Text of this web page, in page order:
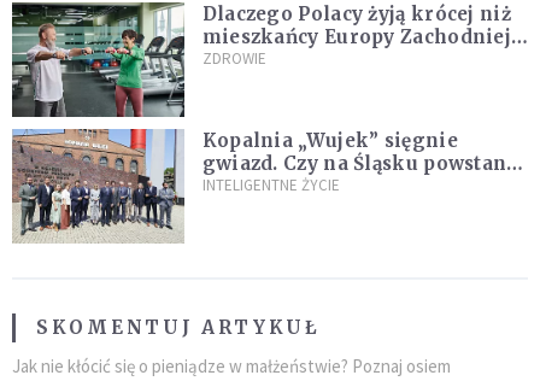
Dlaczego Polacy żyją krócej niż
mieszkańcy Europy Zachodniej?
Ekspertka wskazuje główne
ZDROWIE
Kopalnia „Wujek” sięgnie
gwiazd. Czy na Śląsku powstanie
„Dolina Krzemowa”?
INTELIGENTNE ŻYCIE
SKOMENTUJ ARTYKUŁ
Jak nie kłócić się o pieniądze w małżeństwie? Poznaj osiem